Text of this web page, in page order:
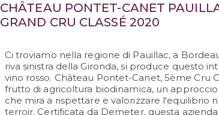
CHÂTEAU PONTET-CANET
GRAND CRU CLASSÉ 2020
Ci troviamo nella regione di Pauillac, a
riva sinistra della Gironda, si produce questo
vino rosso. Château Pontet-Canet, 5ème Cru
frutto di agricoltura biodinamica, un
che mira a rispettare e valorizzare l'equilibrio
terroir. Certificata da Demeter, questa